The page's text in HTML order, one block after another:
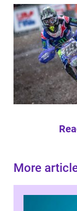
More